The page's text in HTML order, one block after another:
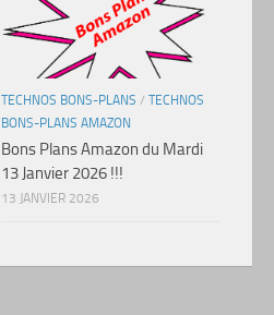
TECHNOS BONS-PLANS / TECHNOS
BONS-PLANS AMAZON
Bons Plans Amazon du Mardi
13 Janvier 2026 !!!
13 JANVIER 2026